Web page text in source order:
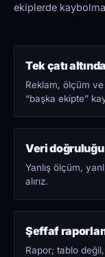
ekiplerde
Tek çatı
Reklam, ölçüm
“başka ekipte”
Veri
Yanlış ölçüm,
alırız.
Şeffaf
Rapor; tablo